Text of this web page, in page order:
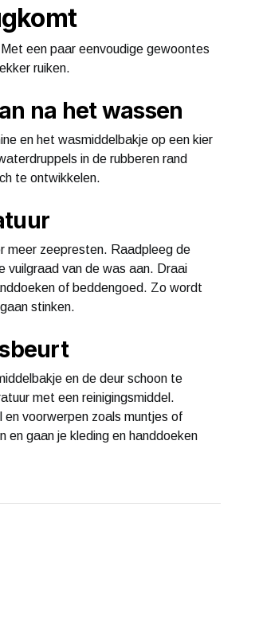
een paar eenvoudige gewoontes
ruiken.
na het wassen
en het wasmiddelbakje op een kier
in de rubberen rand
te ontwikkelen.
meer zeepresten. Raadpleeg de
vuilgraad van de was aan. Draai
of beddengoed. Zo wordt
stinken.
en de deur schoon te
met een reinigingsmiddel.
en voorwerpen zoals muntjes of
en gaan je kleding en handdoeken